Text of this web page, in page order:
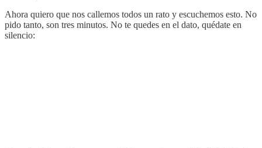
Ahora quiero que nos callemos todos un rato y escuchemos esto. No
pido tanto, son tres minutos. No te quedes en el dato, quédate en
silencio: